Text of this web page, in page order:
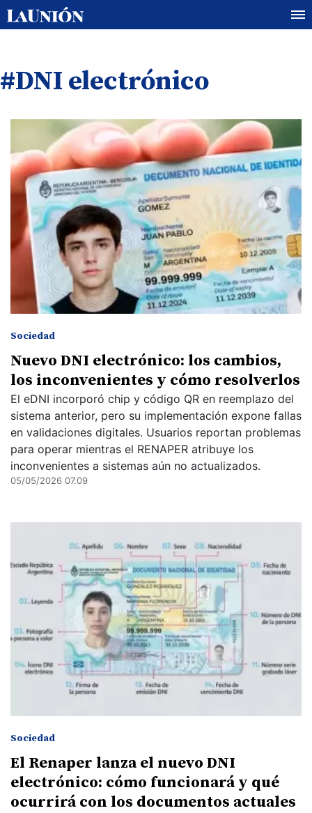
#DNI electrónico
Sociedad
Nuevo DNI electrónico: los cambios,
los inconvenientes y cómo resolverlos
El eDNI incorporó chip y código QR en reemplazo del
sistema anterior, pero su implementación expone fallas
en validaciones digitales. Usuarios reportan problemas
para operar mientras el RENAPER atribuye los
inconvenientes a sistemas aún no actualizados.
05/05/2026 07.09
Sociedad
El Renaper lanza el nuevo DNI
electrónico: cómo funcionará y qué
ocurrirá con los documentos actuales